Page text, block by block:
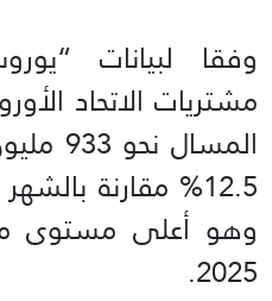
وفقا لبيانات
مشتريات الاتحاد
وهو أعلى مستوى
2025.